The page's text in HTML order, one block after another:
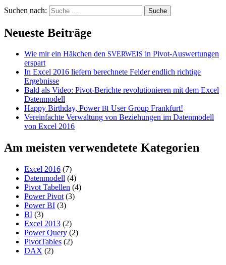
Suchen nach:
Neueste Beiträge
Wie mir ein Häkchen den SVERWEIS in Pivot-Auswertungen
erspart
In Excel 2016 liefern berechnete Felder endlich richtige
Ergebnisse
Bald als Video: Pivot-Berichte revolutionieren mit dem Excel
Datenmodell
Happy Birthday, PowerBI User Group Frankfurt!
Vereinfachte Verwaltung von Beziehungen im Datenmodell
von Excel 2016
Am meisten verwendetete Kategorien
Excel 2016 (7)
Datenmodell (4)
Pivot Tabellen (4)
Power Pivot (3)
Power BI (3)
BI (3)
Excel 2013 (2)
Power Query (2)
PivotTables (2)
DAX (2)